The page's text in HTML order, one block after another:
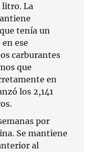
litro. La
tenía un
ese
carburantes
que
en
los 2,141
por
Se mantiene
al